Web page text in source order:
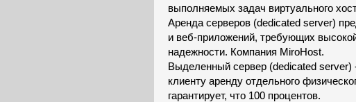
выполняемых задач виртуального
Аренда серверов (dedicated server)
и веб-приложений, требующих
надежности. Компания MiroHost.
Выделенный сервер (dedicated server)
клиенту аренду отдельного
гарантирует, что 100 процентов.